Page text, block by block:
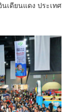
เดียนแดง ประเทศ